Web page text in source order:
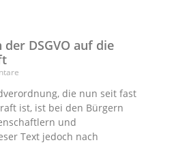
DSGVO auf die
die nun seit fast
ist, ist bei den Bürgern
und
Text jedoch nach